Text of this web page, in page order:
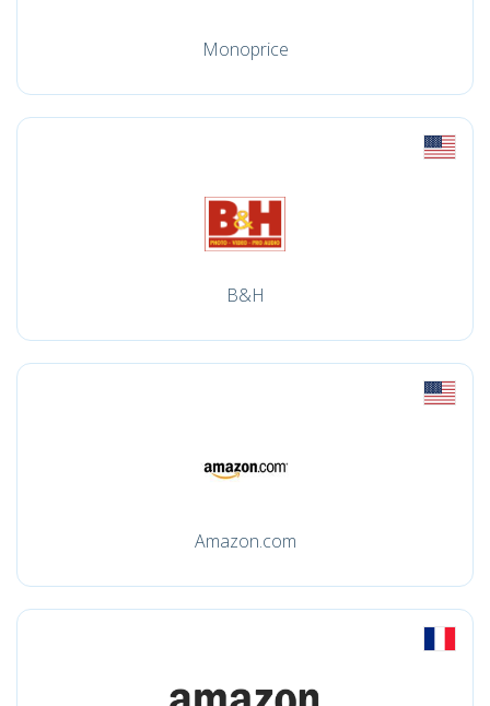
Monoprice
B&H
Amazon.com